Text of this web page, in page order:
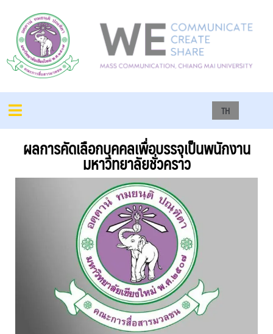
TH
ผลการคัดเลือกบุคคลเพื่อบรรจุเป็นพนักงาน
มหาวิทยาลัยชั่วคราว